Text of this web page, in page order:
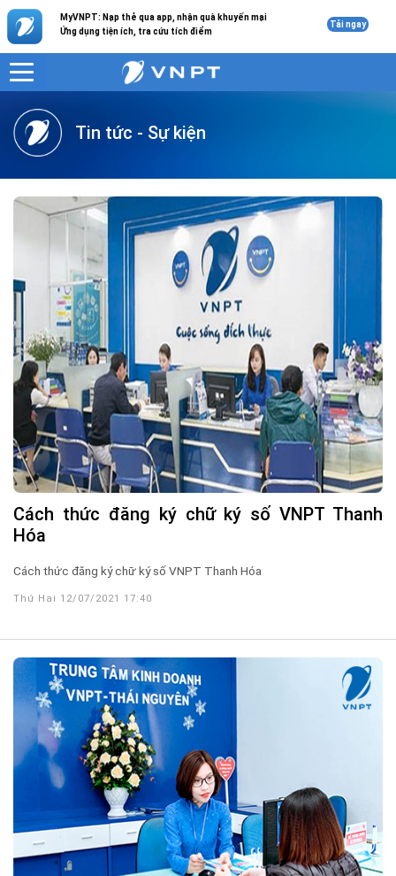
MyVNPT: Nạp thẻ qua app, nhận quà khuyến mại
Ứng dụng tiện ích, tra cứu tích điểm
Tải ngay
VNPT Doanh nghiệp Tư vấn
Tin tức - Sự kiện
Cách thức đăng ký chữ ký số VNPT Thanh
Hóa
Cách thức đăng ký chữ ký số VNPT Thanh Hóa
Thứ Hai 12/07/2021 17:40